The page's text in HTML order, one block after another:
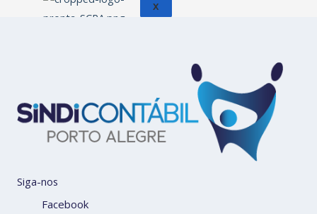
X
Siga-nos
Facebook